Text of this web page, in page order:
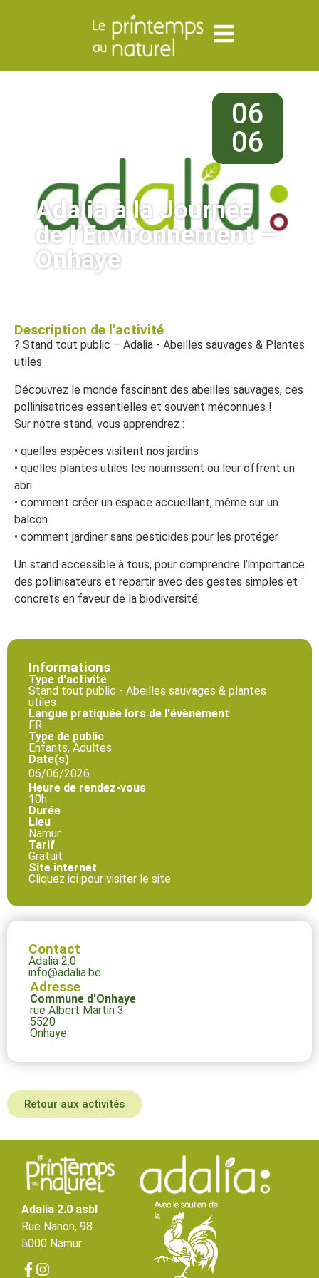
06
06
Adalia à la Journée
de l’Environnement –
Onhaye
Description de l'activité
? Stand tout public – Adalia - Abeilles sauvages & Plantes
utiles
Découvrez le monde fascinant des abeilles sauvages, ces
pollinisatrices essentielles et souvent méconnues !
Sur notre stand, vous apprendrez :
• quelles espèces visitent nos jardins
• quelles plantes utiles les nourrissent ou leur offrent un
abri
• comment créer un espace accueillant, même sur un
balcon
• comment jardiner sans pesticides pour les protéger
Un stand accessible à tous, pour comprendre l’importance
des pollinisateurs et repartir avec des gestes simples et
concrets en faveur de la biodiversité.
Informations
Type d'activité
Stand tout public - Abeilles sauvages & plantes
utiles
Langue pratiquée lors de l'évènement
FR
Type de public
Enfants, Adultes
Date(s)
06/06/2026
Heure de rendez-vous
10h
Durée
Lieu
Namur
Tarif
Gratuit
Site internet
Cliquez ici pour visiter le site
Contact
Adalia 2.0
info@adalia.be
Adresse
Commune d'Onhaye
rue Albert Martin 3
5520
Onhaye
Retour aux activités
Adalia 2.0 asbl
Rue Nanon, 98
5000 Namur